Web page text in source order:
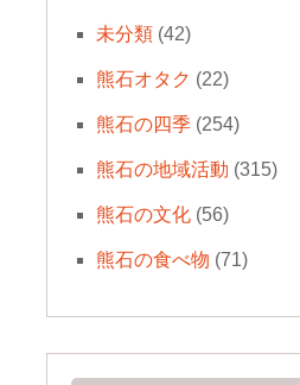
未分類(42)
熊石オタク (22)
熊石の四季(254)
熊石の地域活動 (315)
熊石の文化(56)
熊石の食べ物 (71)